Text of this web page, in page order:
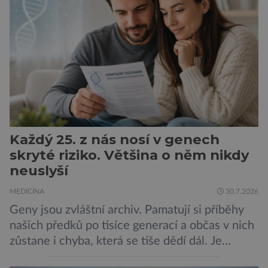
stojí změny v mozku vyvolané těhotenstvím!
Poporodní mozková mlha, v angličtině […]
Každý 25. z nás nosí v genech
skryté riziko. Většina o něm nikdy
neuslyší
MEDICÍNA 30.7.2026
Geny jsou zvláštní archiv. Pamatují si příběhy
našich předků po tisíce generací a občas v nich
zůstane i chyba, která se tiše dědí dál. Je